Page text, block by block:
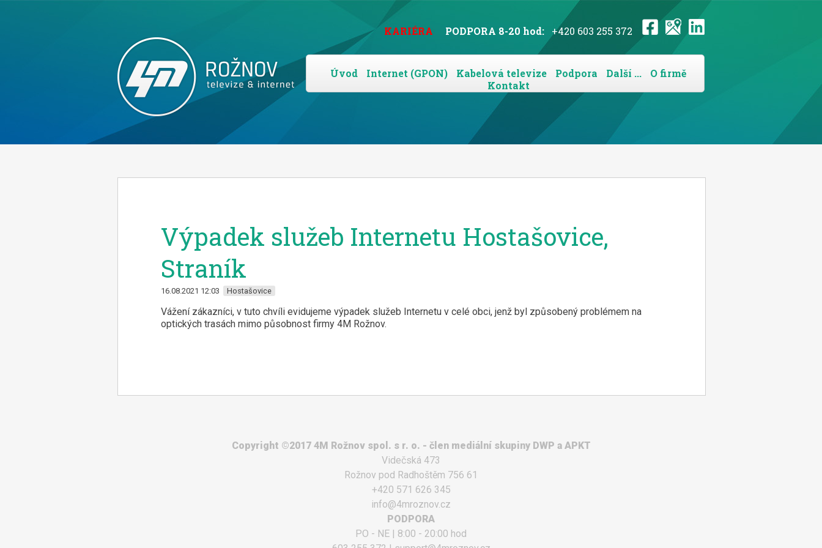
KARIÉRA PODPORA 8-20 hod: +420 603 255 372
Úvod Internet (GPON) Kabelová televize Podpora Další ...
O firmě
Kontakt
Výpadek služeb Internetu Hostašovice,
Straník
16.08.2021 12:03 Hostašovice
Vážení zákazníci, v tuto chvíli evidujeme výpadek služeb Internetu v celé obci, jenž byl způsobený problémem na
optických trasách mimo působnost firmy 4M Rožnov.
Copyright ©2017 4M Rožnov spol. s r. o. - člen mediální skupiny DWP a APKT
Videčská 473
Rožnov pod Radhoštěm 756 61
+420 571 626 345
info@4mroznov.cz
PODPORA
PO - NE | 8:00 - 20:00 hod